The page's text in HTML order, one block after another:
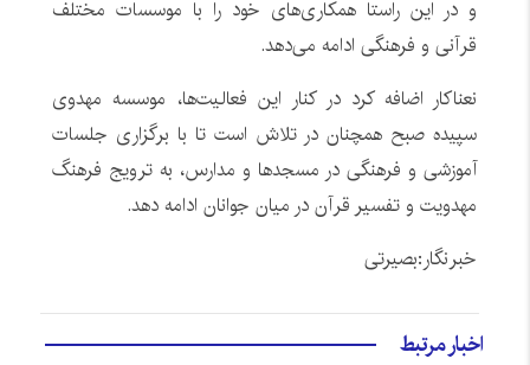
و در این راستا همکاری‌های خود را با موسسات مختلف
قرآنی و فرهنگی ادامه می‌دهد.
نعناکار اضافه کرد در کنار این فعالیت‌ها، موسسه مهدوی
سپیده صبح همچنان در تلاش است تا با برگزاری جلسات
آموزشی و فرهنگی در مسجدها و مدارس، به ترویج فرهنگ
مهدویت و تفسیر قرآن در میان جوانان ادامه دهد.
خبرنگار:بصیرتی
اخبار مرتبط